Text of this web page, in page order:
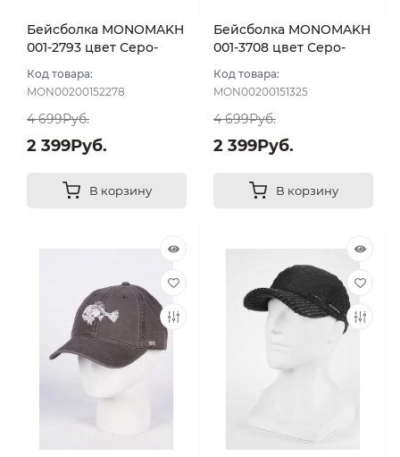
Бейсболка MONOMAKH
001-2793 цвет Серо-
Код товара:
MON00200152278
4 699Руб.
2 399Руб.
В корзину
Бейсболка MONOMAKH
001-3708 цвет Серо-
Код товара:
MON00200151325
4 699Руб.
2 399Руб.
В корзину